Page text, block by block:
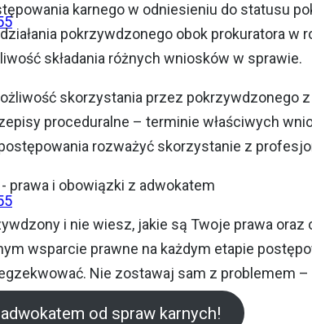
karnego w odniesieniu do statusu
pokrzywdzonego obok prokuratora
składania różnych wniosków w sprawie.
skorzystania przez pokrzywdzonego
proceduralne – terminie właściwych
rozważyć skorzystanie z
i nie wiesz, jakie są Twoje prawa
wsparcie prawne na każdym etapie
Nie zostawaj sam z problemem
od spraw karnych!